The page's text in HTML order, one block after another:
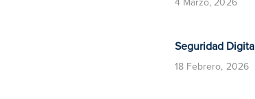
4 Marzo, 2026
​​Seguridad Digital​
18 Febrero, 2026